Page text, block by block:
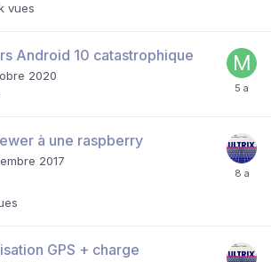
vues
Android 10 catastrophique
2020
à une raspberry
2017
GPS + charge